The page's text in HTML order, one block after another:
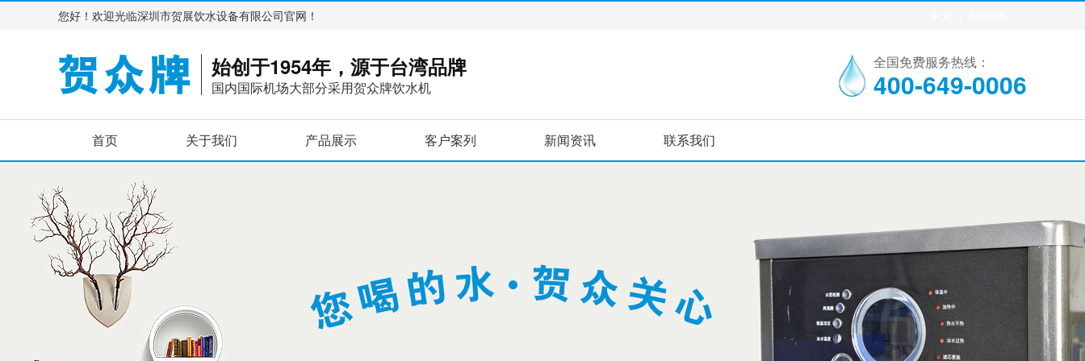
您好！欢迎光临深圳市贺展饮水设备有限公司官网！
始创于1954年，源于台湾品牌
国内国际机场大部分采用贺众牌饮水机
全国免费服务热线：
400-649-0006
首页 关于我们 产品展示 客户案列 新闻资讯 联系我们